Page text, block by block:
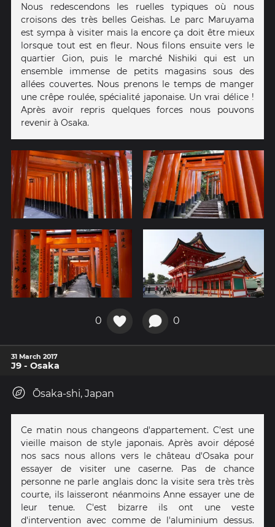
Nous redescendons les ruelles typiques où nous
croisons des très belles Geishas. Le parc Maruyama
est sympa à visiter mais la encore ça doit être mieux
lorsque tout est en fleur. Nous filons ensuite vers le
quartier Gion, puis le marché Nishiki qui est un
ensemble immense de petits magasins sous des
allées couvertes. Nous prenons le temps de manger
une crêpe roulée, spécialité japonaise. Un vrai délice !
Après avoir repris quelques forces nous pouvons
revenir à Osaka.
0 0
31 March 2017
J9 - Osaka
Ōsaka-shi, Japan
Ce matin nous changeons d'appartement. C'est une
vieille maison de style japonais. Après avoir déposé
nos sacs nous allons vers le château d'Osaka pour
essayer de visiter une caserne. Pas de chance
personne ne parle anglais donc la visite sera très très
courte, ils laisseront néanmoins Anne essayer une de
leur tenue. C'est bizarre ils ont une veste
d'intervention avec comme de l'aluminium dessus.